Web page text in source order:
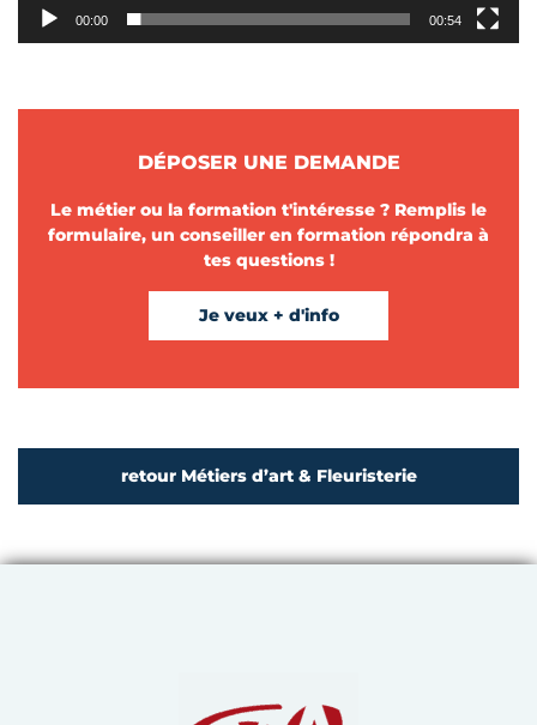
00:00 00:54
DÉPOSER UNE DEMANDE
Le métier ou la formation t'intéresse ? Remplis le
formulaire, un conseiller en formation répondra à
tes questions !
Je veux + d'info
retour Métiers d’art & Fleuristerie
Chambre de Métiers et